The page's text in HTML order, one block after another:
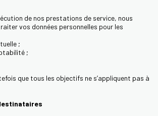
de nos prestations de service, nous
vos données personnelles pour les
;
;
que tous les objectifs ne s’appliquent pas à